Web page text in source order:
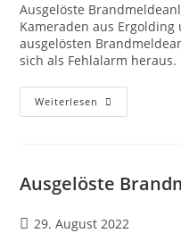
Ausgelöste
Kameraden aus
ausgelösten
sich als Fehlalarm heraus.
Weiterlesen
Ausgelöste
29. August 2022